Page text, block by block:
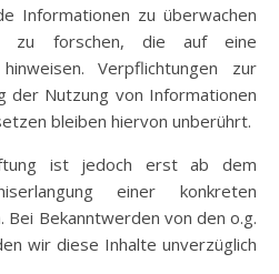
Informationen zu überwachen
zu forschen, die auf eine
Verpflichtungen zur
der Nutzung von Informationen
bleiben hiervon unberührt.
ist jedoch erst ab dem
einer konkreten
Bei Bekanntwerden von den o.g.
wir diese Inhalte unverzüglich